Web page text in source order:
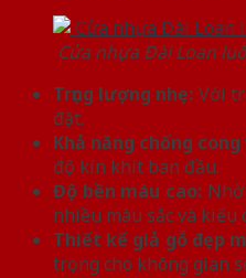
Cửa nhựa Đài Loan
Trọng lượng nhẹ: Với
đặt.
Khả năng chống
độ kín khít ban đầu.
Độ bền màu cao:
nhiều màu sắc và
Thiết kế giả gỗ đẹp
trọng cho không gian